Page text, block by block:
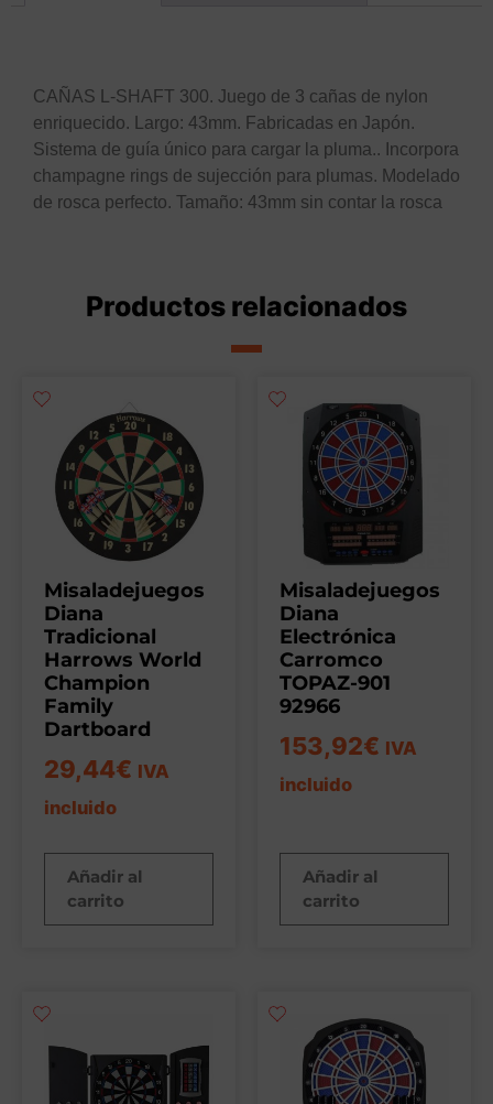
CAÑAS L-SHAFT 300. Juego de 3 cañas de nylon
enriquecido. Largo: 43mm. Fabricadas en Japón.
Sistema de guía único para cargar la pluma.. Incorpora
champagne rings de sujección para plumas. Modelado
de rosca perfecto. Tamaño: 43mm sin contar la rosca
Productos relacionados
Misaladejuegos
Diana
Tradicional
Harrows World
Champion
Family
Dartboard
29,44€ IVA
incluido
Añadir al
carrito
Misaladejuegos
Diana
Electrónica
Carromco
TOPAZ-901
92966
153,92€ IVA
incluido
Añadir al
carrito